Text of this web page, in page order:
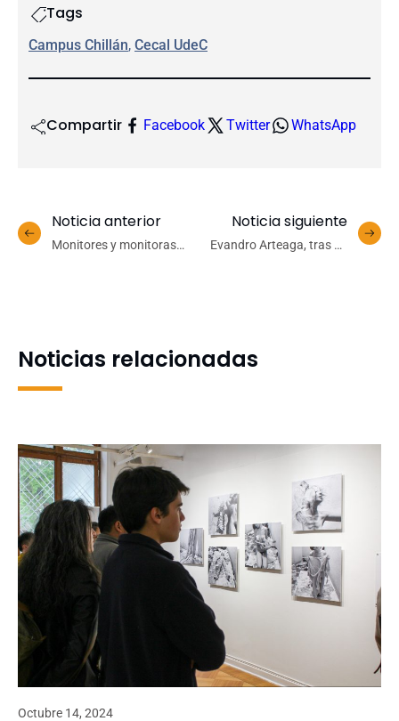
Tags
Campus Chillán, Cecal UdeC
Compartir Facebook Twitter WhatsApp
Noticia anterior
Monitores y monitoras
Noticia siguiente
Evandro Arteaga, tras su
Noticias relacionadas
Octubre 14, 2024